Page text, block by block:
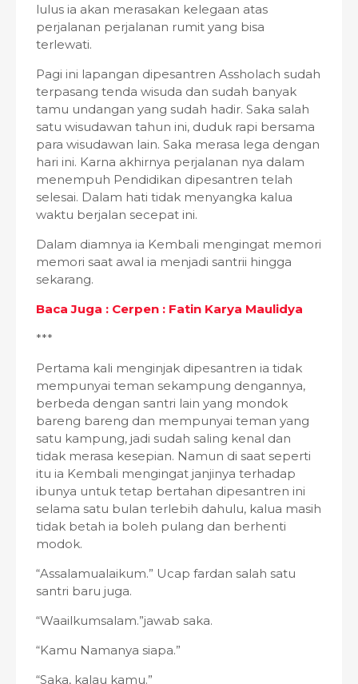
lulus ia akan merasakan kelegaan atas
perjalanan perjalanan rumit yang bisa
terlewati.
Pagi ini lapangan dipesantren Assholach sudah
terpasang tenda wisuda dan sudah banyak
tamu undangan yang sudah hadir. Saka salah
satu wisudawan tahun ini, duduk rapi bersama
para wisudawan lain. Saka merasa lega dengan
hari ini. Karna akhirnya perjalanan nya dalam
menempuh Pendidikan dipesantren telah
selesai. Dalam hati tidak menyangka kalua
waktu berjalan secepat ini.
Dalam diamnya ia Kembali mengingat memori
memori saat awal ia menjadi santrii hingga
sekarang.
Baca Juga : Cerpen : Fatin Karya Maulidya
***
Pertama kali menginjak dipesantren ia tidak
mempunyai teman sekampung dengannya,
berbeda dengan santri lain yang mondok
bareng bareng dan mempunyai teman yang
satu kampung, jadi sudah saling kenal dan
tidak merasa kesepian. Namun di saat seperti
itu ia Kembali mengingat janjinya terhadap
ibunya untuk tetap bertahan dipesantren ini
selama satu bulan terlebih dahulu, kalua masih
tidak betah ia boleh pulang dan berhenti
modok.
“Assalamualaikum.” Ucap fardan salah satu
santri baru juga.
“Waailkumsalam.”jawab saka.
“Kamu Namanya siapa.”
“Saka, kalau kamu.”